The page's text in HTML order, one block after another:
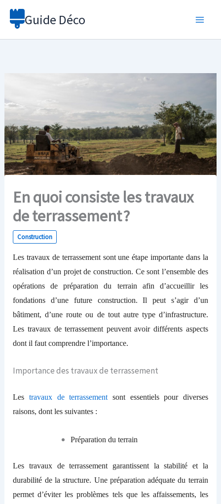
Aller
Guide Déco
En quoi consiste les travaux
de terrassement ?
Construction
Les travaux de terrassement sont une étape importante dans la
réalisation d’un projet de construction. Ce sont l’ensemble des
opérations de préparation du terrain afin d’accueillir les
fondations d’une future construction. Il peut s’agir d’un
bâtiment, d’une route ou de tout autre type d’infrastructure.
Les travaux de terrassement peuvent avoir différents aspects
dont il faut comprendre l’importance.
Importance des travaux de terrassement
Les travaux de terrassement sont essentiels pour diverses
raisons, dont les suivantes :
Préparation du terrain
Les travaux de terrassement garantissent la stabilité et la
durabilité de la structure. Une préparation adéquate du terrain
permet d’éviter les problèmes tels que les affaissements, les